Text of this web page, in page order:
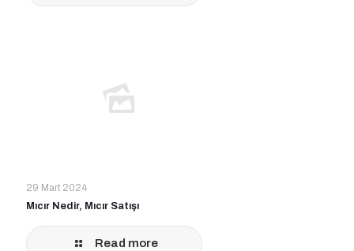
29 Mart 2024
Mıcır Nedir, Mıcır Satışı
Read more